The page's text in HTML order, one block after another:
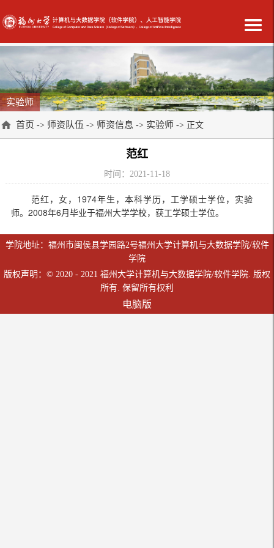
实验师
首页 -> 师资队伍 -> 师资信息 -> 实验师 -> 正文
范红
时间：2021-11-18
范红，女，1974年生，本科学历，工学硕士学位，实验
师。2008年6月毕业于福州大学学校，获工学硕士学位。
学院地址：福州市闽侯县学园路2号福州大学计算机与大数据学院/软件
学院
版权声明：© 2020 - 2021 福州大学计算机与大数据学院/软件学院. 版权
所有. 保留所有权利
电脑版